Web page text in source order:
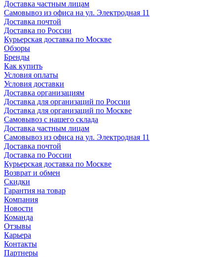
Доставка частным лицам
Самовывоз из офиса на ул. Электродная 11
Доставка почтой
Доставка по России
Курьерская доставка по Москве
Обзоры
Бренды
Как купить
Условия оплаты
Условия доставки
Доставка организациям
Доставка для организаций по России
Доставка для организаций по Москве
Самовывоз с нашего склада
Доставка частным лицам
Самовывоз из офиса на ул. Электродная 11
Доставка почтой
Доставка по России
Курьерская доставка по Москве
Возврат и обмен
Скидки
Гарантия на товар
Компания
Новости
Команда
Отзывы
Карьера
Контакты
Партнеры